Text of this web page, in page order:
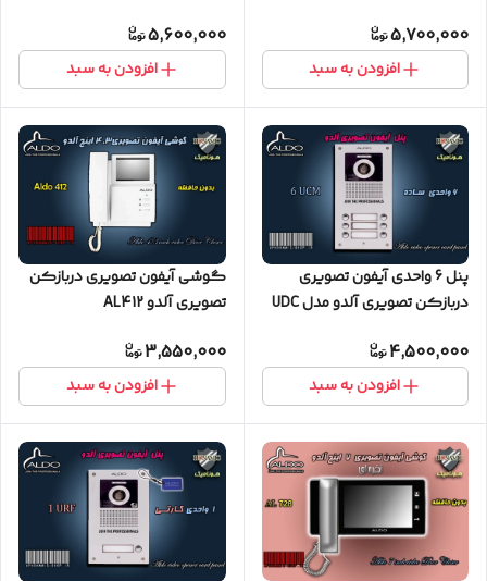
5,700,000
افزودن به سبد
5,600,000
افزودن به سبد
پنل 6 واحدی آیفون تصویری
دربازکن تصویری آلدو مدل UDC
4,500,000
افزودن به سبد
گوشی آیفون تصویری دربازکن
تصویری آلدو AL412
3,550,000
افزودن به سبد